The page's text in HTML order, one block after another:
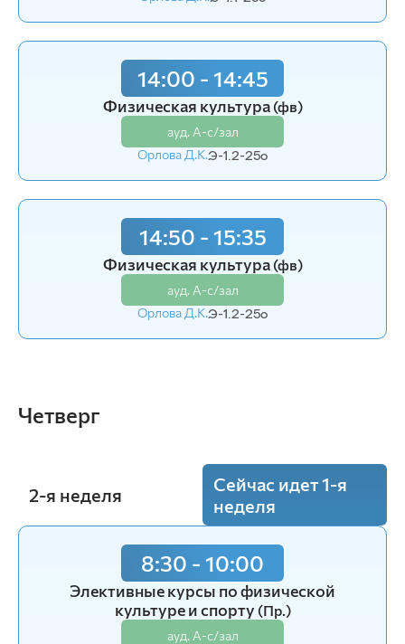
14:00 - 14:45
Физическая культура(фв)
ауд. А-с/зал
Орлова Д.К.Э-1.2-25о
14:50 - 15:35
Физическая культура(фв)
ауд. А-с/зал
Орлова Д.К.Э-1.2-25о
14:00 - 14:45
Физическая культура(фв)
ауд. А-с/зал
Орлова Д.К.Э-1.2-25о
14:50 - 15:35
Физическая культура(фв)
ауд. А-с/зал
Орлова Д.К.Э-1.2-25о
Четверг
2-я неделя
Сейчас идет 1-я
неделя
8:30 - 10:00
Элективные курсы по физической
культуре и спорту (Пр.)
ауд. А-с/зал